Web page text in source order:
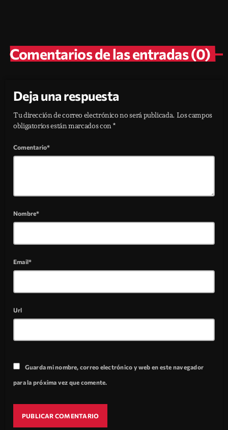
Comentarios de las entradas (0)
Deja una respuesta
Tu dirección de correo electrónico no será publicada. Los campos
obligatorios están marcados con *
Comentario*
Nombre*
Email*
Url
Guarda mi nombre, correo electrónico y web en este navegador
para la próxima vez que comente.